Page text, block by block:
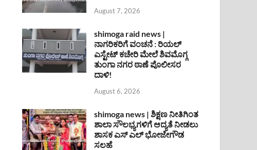
August 7, 2026
shimoga raid news |
ನಾಗರಿಕರಿಗೆ ವಂಚನೆ : ರಿಯಲ್
ಎಸ್ಟೇಟ್ ಕಚೇರಿ ಮೇಲೆ ಶಿವಮೊಗ್ಗ
ತುಂಗಾ ನಗರ ಠಾಣೆ ಪೊಲೀಸರ
ದಾಳಿ!
August 6, 2026
shimoga news | ಶಿಕ್ಷಣ ನೀತಿಗಿಂತ
ಶಾಲಾ ಸೌಲಭ್ಯಗಳಿಗೆ ಆದ್ಯತೆ ನೀಡಲು
ಶಾಸಕ ಎಸ್ ಎಲ್ ಭೋಜೇಗೌಡ
ಸಲಹೆ